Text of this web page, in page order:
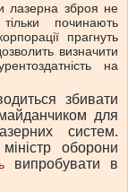
лазерна зброя не
починають
прагнуть
визначити
на
збивати
для
систем.
міністр оборони
випробувати в